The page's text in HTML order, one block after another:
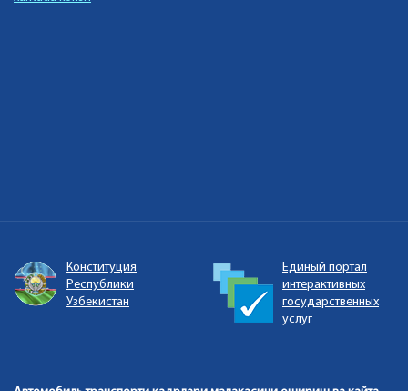
Единый портал
интерактивных
государственных
Портал открытых
данных Республики
Узбекистан